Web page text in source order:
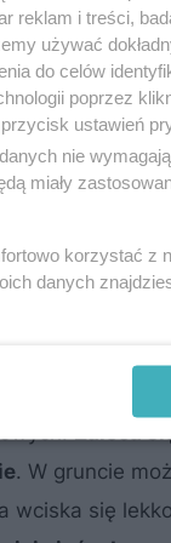
stanowisku
– liści. Ma
uprawy
Zaleca
. W gruncie
wciska się
reklam i treści,
używać
do celów
poprzez
ustawień
nie
miały
korzystać z
danych